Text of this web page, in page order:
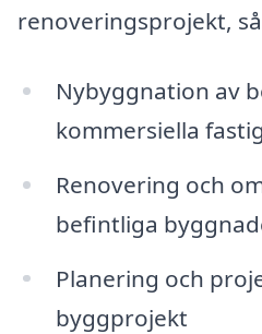
renoveringsprojekt,
Nybyggnation av
kommersiella
Renovering och
befintliga
Planering och
byggprojekt